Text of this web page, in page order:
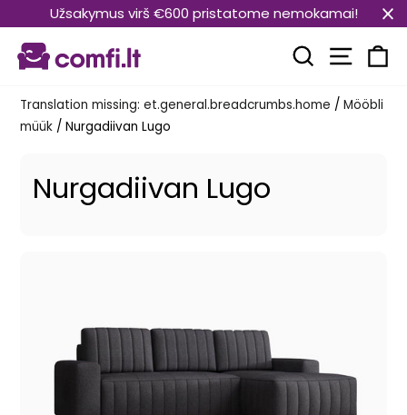
Translation
missing:
et.general.accessibility.skip_to_content
Užsakymus virš €600 pristatome nemokamai!
Translation
Translation missing: et.general.breadcrumbs.home / Mööbli
müük / Nurgadiivan Lugo
Nurgadiivan Lugo